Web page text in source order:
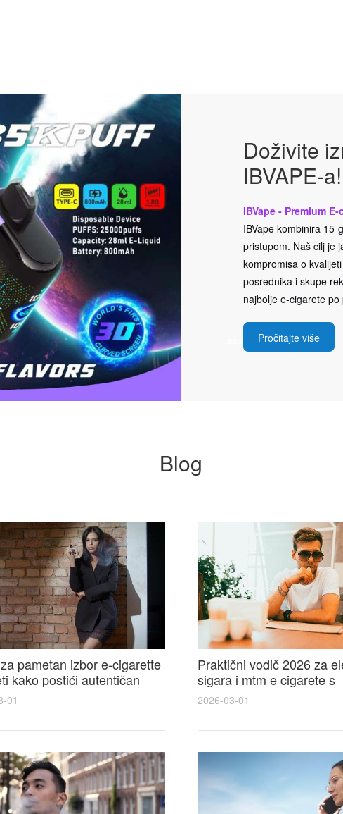
Doživite
IBVAPE-a!
IBVape - Premium
IBVape kombinira
pristupom. Naš cilj je
kompromisa o
posrednika i skupe
najbolje e-cigarete po
Pročitajte više
Blog
pametan izbor e-cigarette
kako postići autentičan
cigarete feel
01
Praktični vodič 2026 za
sigara i mtm e cigarete s
usporedbom, recenzijama i
savjetima
2026-03-01